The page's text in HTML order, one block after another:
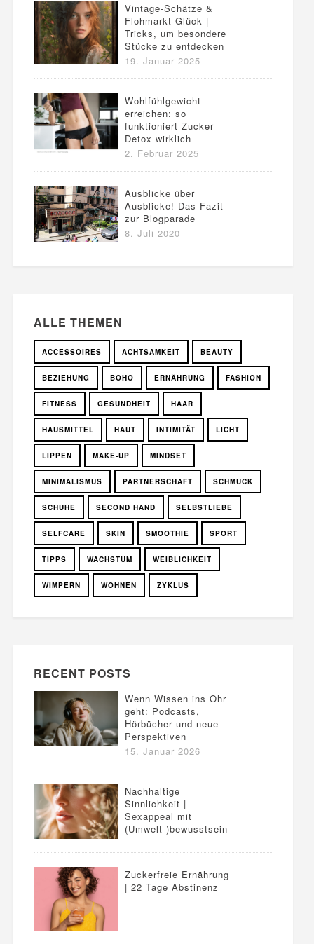
Vintage-Schätze &
Flohmarkt-Glück |
Tricks, um besondere
Stücke zu entdecken
19. Januar 2025
Wohlfühlgewicht
erreichen: so
funktioniert Zucker
Detox wirklich
2. Februar 2025
Ausblicke über
Ausblicke! Das Fazit
zur Blogparade
8. Juli 2020
ALLE THEMEN
ACCESSOIRES ACHTSAMKEIT BEAUTY
BEZIEHUNG BOHO ERNÄHRUNG FASHION
FITNESS GESUNDHEIT HAAR
HAUSMITTEL HAUT INTIMITÄT LICHT
LIPPEN MAKE-UP MINDSET
MINIMALISMUS PARTNERSCHAFT SCHMUCK
SCHUHE SECOND HAND SELBSTLIEBE
SELFCARE SKIN SMOOTHIE SPORT
TIPPS WACHSTUM WEIBLICHKEIT
WIMPERN WOHNEN ZYKLUS
RECENT POSTS
Wenn Wissen ins Ohr
geht: Podcasts,
Hörbücher und neue
Perspektiven
15. Januar 2026
Nachhaltige
Sinnlichkeit |
Sexappeal mit
(Umwelt-)bewusstsein
Zuckerfreie Ernährung
| 22 Tage Abstinenz